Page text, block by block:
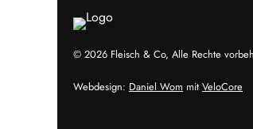
© 2026 Fleisch & Co, Alle Rechte
Webdesign: Daniel Wom mit VeloCore